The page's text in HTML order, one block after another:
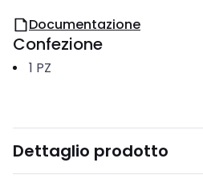
Documentazione
Confezione
1 PZ
Dettaglio prodotto